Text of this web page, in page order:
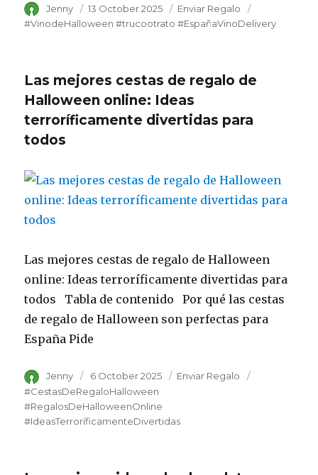
Author
Jenny
Posted
on
13 October 2025 Category
Enviar Regalo
#VinodeHalloween #trucootrato #EspañaVinoDelivery
Las mejores cestas de regalo de
Halloween online: Ideas
terroríficamente divertidas para
todos
Las mejores cestas de regalo de Halloween
online: Ideas terroríficamente divertidas para
todos Tabla de contenido Por qué las cestas
de regalo de Halloween son perfectas para
España Pide
Author
Jenny
Posted
on
6 October 2025 Category
Enviar Regalo
#CestasDeRegaloHalloween
#RegalosDeHalloweenOnline
#IdeasTerroríficamenteDivertidas